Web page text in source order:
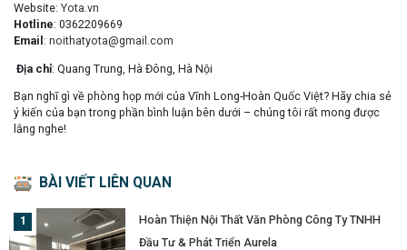
Website: Yota.vn
Hotline: 0362209669
Email : noithatyota@gmail.com
Địa chỉ: Quang Trung, Hà Đông, Hà Nội
Bạn nghĩ gì về phòng họp mới của Vĩnh Long-Hoàn Quốc Việt? Hãy chia sẻ
ý kiến của bạn trong phần bình luận bên dưới – chúng tôi rất mong được
lắng nghe!
BÀI VIẾT LIÊN QUAN
Hoàn Thiện Nội Thất Văn Phòng Công Ty TNHH
Đầu Tư & Phát Triển Aurela